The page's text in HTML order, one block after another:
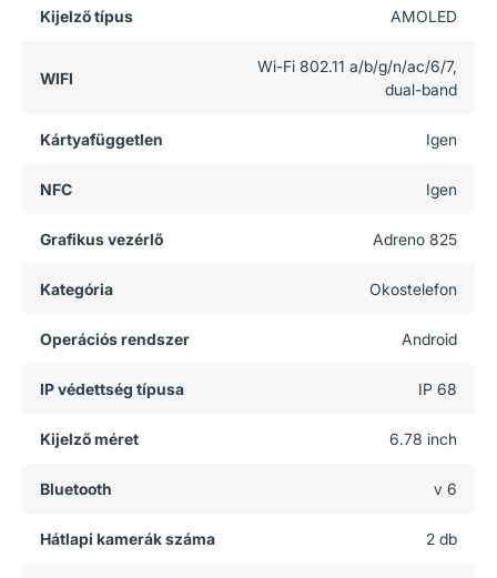
Kijelző típus AMOLED
WIFI
Wi-Fi 802.11 a/b/g/n/ac/6/7,
dual-band
Kártyafüggetlen Igen
NFC Igen
Grafikus vezérlő Adreno 825
Kategória Okostelefon
Operációs rendszer Android
IP védettség típusa IP 68
Kijelző méret 6.78 inch
Bluetooth v 6
Hátlapi kamerák száma 2 db